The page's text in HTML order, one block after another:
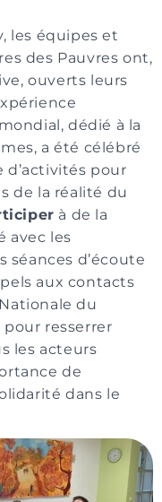
les équipes et
des Pauvres ont,
ouverts leurs
dédié à la
a été célébré
d’activités pour
de la réalité du
à de la
avec les
séances d’écoute
aux contacts
du
resserrer
les acteurs
de
dans le